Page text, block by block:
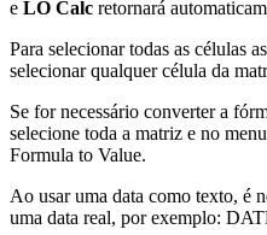
e LO Calc retornará
Para selecionar todas as células
selecionar qualquer célula da
Se for necessário converter a
selecione toda a matriz e no menu
Formula to Value.
Ao usar uma data como texto, é
uma data real, por exemplo: